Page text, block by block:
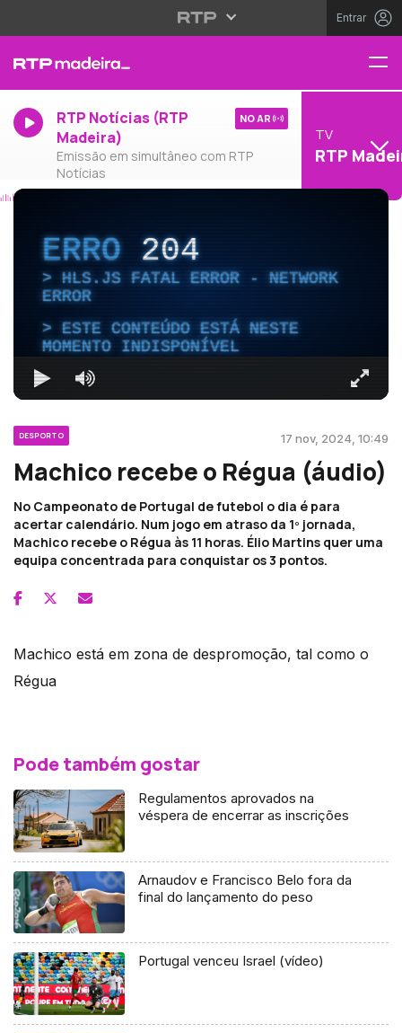
Entrar
RTP Notícias (RTP
Madeira)
Emissão em simultâneo com RTP
Notícias
NO AR
TV
RTP
ERRO204
HLS.JS FATAL ERROR - NETWORK
ERROR
ESTE CONTEÚDO ESTÁ NESTE
MOMENTO INDISPONÍVEL
DESPORTO 17 nov, 2024, 10:49
Machico recebe o Régua (áudio)
No Campeonato de Portugal de futebol o dia é para
acertar calendário. Num jogo em atraso da 1º jornada,
Machico recebe o Régua às 11 horas. Élio Martins quer uma
equipa concentrada para conquistar os 3 pontos.
Machico está em zona de despromoção, tal como o
Régua
Pode também gostar
Regulamentos aprovados na
véspera de encerrar as inscrições
Arnaudov e Francisco Belo fora da
final do lançamento do peso
Portugal venceu Israel (vídeo)